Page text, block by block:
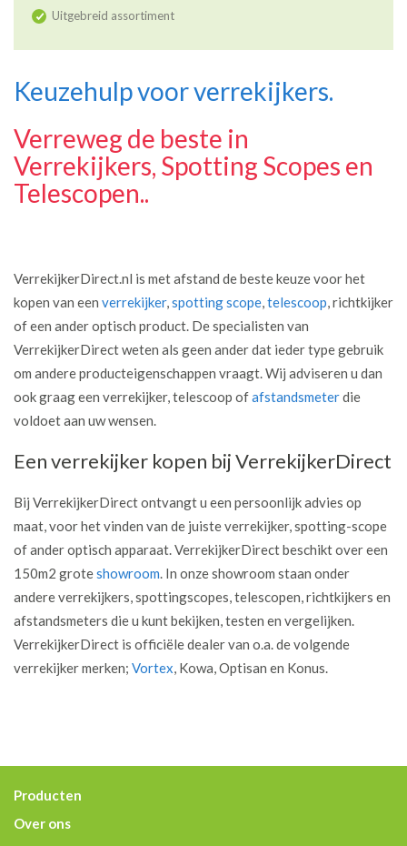
Uitgebreid assortiment
Keuzehulp voor verrekijkers.
Verreweg de beste in
Verrekijkers, Spotting Scopes en
Telescopen..
VerrekijkerDirect.nl is met afstand de beste keuze voor het
kopen van een verrekijker,spotting scope,telescoop, richtkijker
of een ander optisch product. De specialisten van
VerrekijkerDirect weten als geen ander dat ieder type gebruik
om andere producteigenschappen vraagt. Wij adviseren u dan
ook graag een verrekijker, telescoop ofafstandsmeterdie
voldoet aan uw wensen.
Een verrekijker kopen bij VerrekijkerDirect
Bij VerrekijkerDirect ontvangt u een persoonlijk advies op
maat, voor het vinden van de juiste verrekijker, spotting-scope
of ander optisch apparaat. VerrekijkerDirect beschikt over een
150m2 groteshowroom. In onze showroom staan onder
andere verrekijkers, spottingscopes, telescopen, richtkijkers en
afstandsmeters die u kunt bekijken, testen en vergelijken.
VerrekijkerDirect is officiële dealer van o.a. de volgende
verrekijker merken; Vortex, Kowa, Optisan en Konus.
Producten
Over ons